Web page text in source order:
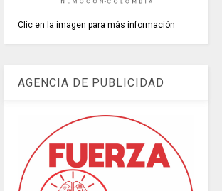
Clic en la imagen para más información
AGENCIA DE PUBLICIDAD